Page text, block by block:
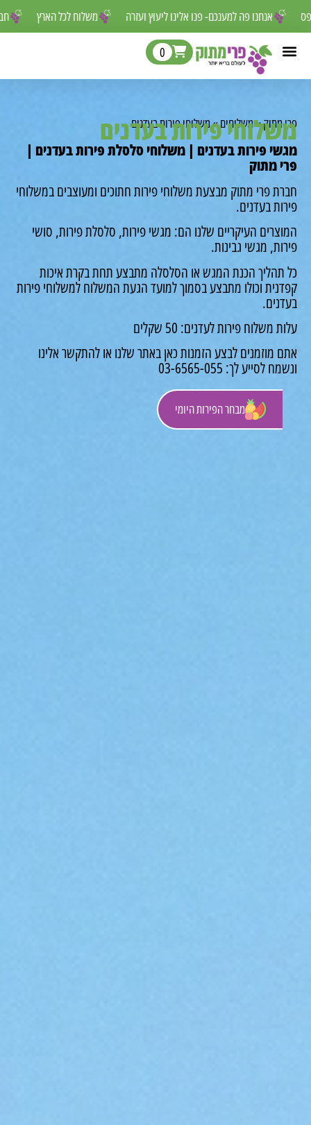
משלוח לכל הארץ אנחנו פה למענכם- פנו אלינו ליעוץ ועזרה לפספס
מבחר הפירות היומי
0
»משלוחים»משלוחי פירות בעדנים
פירות בעדנים
פירות בעדנים | משלוחי סלסלת פירות בעדנים |
מתוק
פרי מתוק מבצעת משלוחי פירות חתוכים ומעוצבים במשלוחי
בעדנים.
העיקריים שלנו הם: מגשי פירות, סלסלת פירות, סושי
מגשי גבינות.
הכנת המגש או הסלסלה מתבצע תחת בקרת איכות
וכולו מתבצע בסמוך למועד הגעת המשלוח למשלוחי פירות
פירות לעדנים: 50 שקלים
מוזמנים לבצע הזמנות כאן באתר שלנו או להתקשר אלינו
לך: 03-6565-055